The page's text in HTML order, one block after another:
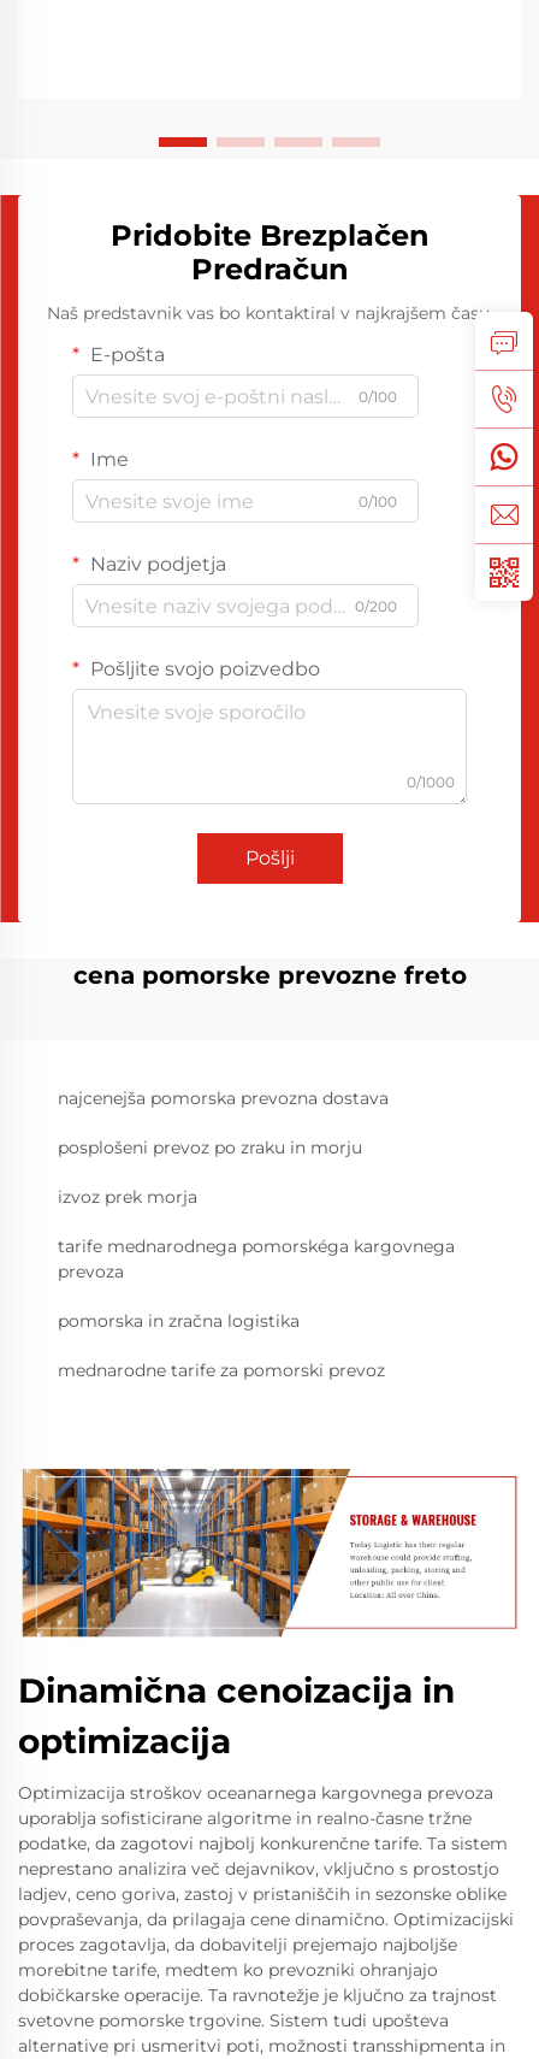
Pridobite Brezplačen
Predračun
Naš predstavnik vas bo kontaktiral v najkrajšem času.
E-pošta
0/100
Ime
0/100
Naziv podjetja
0/200
Pošljite svojo poizvedbo
0/1000
Pošlji
cena pomorske prevozne freto
najcenejša pomorska prevozna dostava
posplošeni prevoz po zraku in morju
izvoz prek morja
tarife mednarodnega pomorskéga kargovnega
prevoza
pomorska in zračna logistika
mednarodne tarife za pomorski prevoz
Dinamična cenoizacija in
optimizacija
Optimizacija stroškov oceanarnega kargovnega prevoza
uporablja sofisticirane algoritme in realno-časne tržne
podatke, da zagotovi najbolj konkurenčne tarife. Ta sistem
neprestano analizira več dejavnikov, vključno s prostostjo
ladjev, ceno goriva, zastoj v pristaniščih in sezonske oblike
povpraševanja, da prilagaja cene dinamično. Optimizacijski
proces zagotavlja, da dobavitelji prejemajo najboljše
morebitne tarife, medtem ko prevozniki ohranjajo
dobičkarske operacije. Ta ravnotežje je ključno za trajnost
svetovne pomorske trgovine. Sistem tudi upošteva
alternative pri usmeritvi poti, možnosti transshipmenta in